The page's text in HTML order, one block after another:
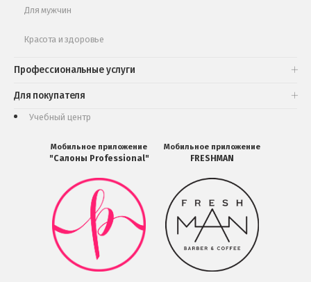
Для мужчин
Красота и здоровье
Профессиональные услуги
Для покупателя
Учебный центр
Мобильное приложение
"Салоны Professional"
Мобильное
приложение
Салоны
Professional
загрузить
в
Google
Мобильное приложение
FRESHMAN
Мобильное
приложение
FRESHMAN
в
Google
Play